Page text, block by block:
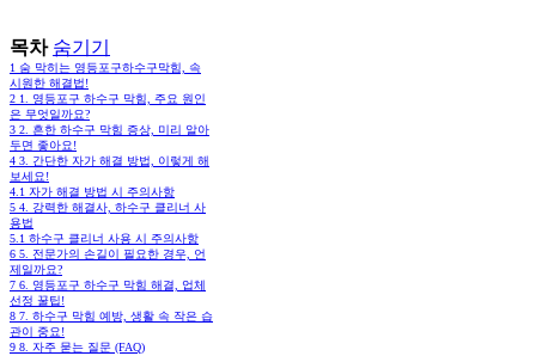
목차 숨기기
1 숨 막히는 영등포구하수구막힘, 속
시원한 해결법!
2 1. 영등포구 하수구 막힘, 주요 원인
은 무엇일까요?
3 2. 흔한 하수구 막힘 증상, 미리 알아
두면 좋아요!
4 3. 간단한 자가 해결 방법, 이렇게 해
보세요!
4.1 자가 해결 방법 시 주의사항
5 4. 강력한 해결사, 하수구 클리너 사
용법
5.1 하수구 클리너 사용 시 주의사항
6 5. 전문가의 손길이 필요한 경우, 언
제일까요?
7 6. 영등포구 하수구 막힘 해결, 업체
선정 꿀팁!
8 7. 하수구 막힘 예방, 생활 속 작은 습
관이 중요!
9 8. 자주 묻는 질문 (FAQ)